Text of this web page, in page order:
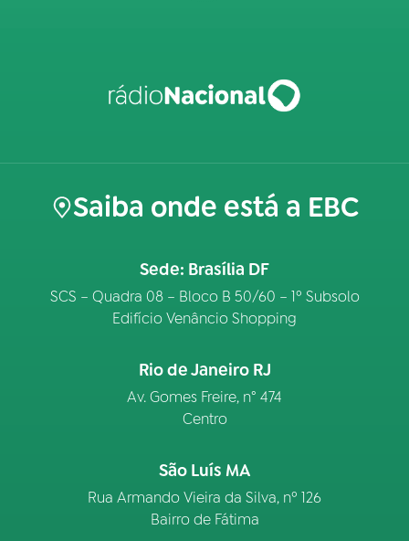
Saiba onde está a EBC
Sede: Brasília DF
SCS – Quadra 08 – Bloco B 50/60 – 1º Subsolo
Edifício Venâncio Shopping
Rio de Janeiro RJ
Av. Gomes Freire, n° 474
Centro
São Luís MA
Rua Armando Vieira da Silva, nº 126
Bairro de Fátima